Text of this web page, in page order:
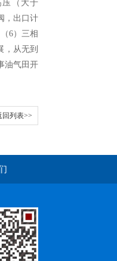
（大于
，出口计
6）三相
从无到
油气田开
回列表>>